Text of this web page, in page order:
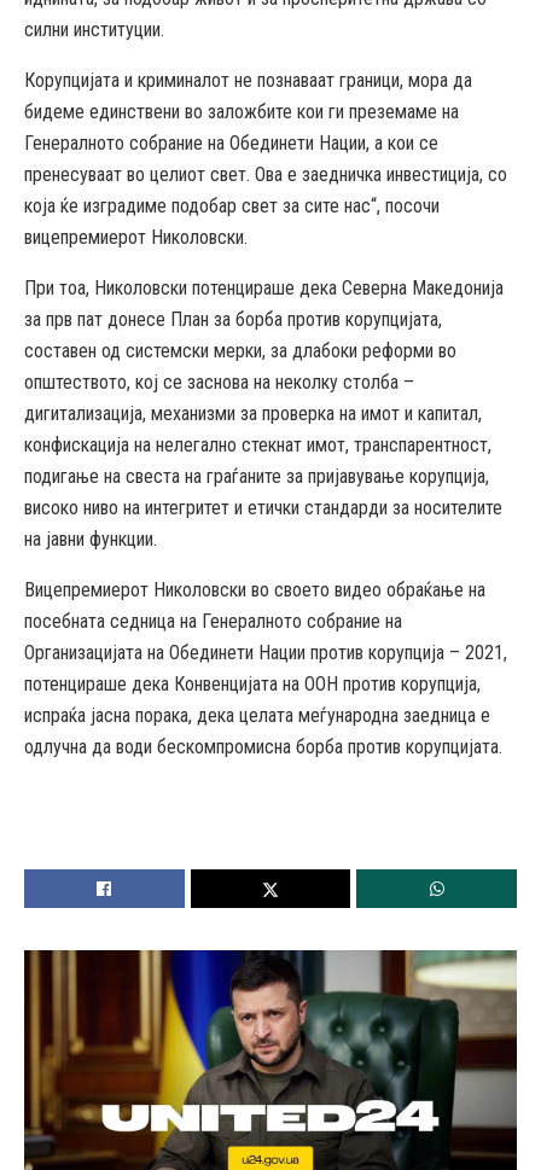
силни институции.
Корупцијата и криминалот не познаваат граници, мора да
бидеме единствени во заложбите кои ги преземаме на
Генералното собрание на Обединети Нации, а кои се
пренесуваат во целиот свет. Ова е заедничка инвестиција, со
која ќе изградиме подобар свет за сите нас“, посочи
вицепремиерот Николовски.
При тоа, Николовски потенцираше дека Северна Македонија
за прв пат донесе План за борба против корупцијата,
составен од системски мерки, за длабоки реформи во
општеството, кој се заснова на неколку столба –
дигитализација, механизми за проверка на имот и капитал,
конфискација на нелегално стекнат имот, транспарентност,
подигање на свеста на граѓаните за пријавување корупција,
високо ниво на интегритет и етички стандарди за носителите
на јавни функции.
Вицепремиерот Николовски во своето видео обраќање на
посебната седница на Генералното собрание на
Организацијата на Обединети Нации против корупција – 2021,
потенцираше дека Конвенцијата на ООН против корупција,
испраќа јасна порака, дека целата меѓународна заедница е
одлучна да води бескомпромисна борба против корупцијата.